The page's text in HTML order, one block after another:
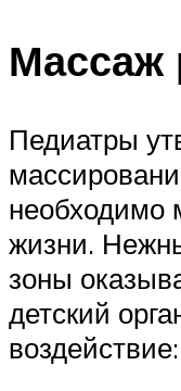
Массаж
Педиатры
необходимо
жизни.
зоны
детский
воздействие: